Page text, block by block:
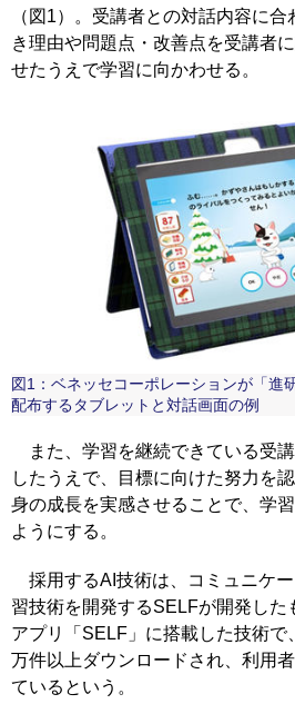
（図1）。受講者との対話内容に
き理由や問題点・改善点を受講者
せたうえで学習に向かわせる。
図1：ベネッセコーポレーションが「進
配布するタブレットと対話画面の例
また、学習を継続できている受
したうえで、目標に向けた努力を
身の成長を実感させることで、学
ようにする。
採用するAI技術は、コミュニケ
習技術を開発するSELFが開発した
アプリ「SELF」に搭載した技術で
万件以上ダウンロードされ、利用
ているという。